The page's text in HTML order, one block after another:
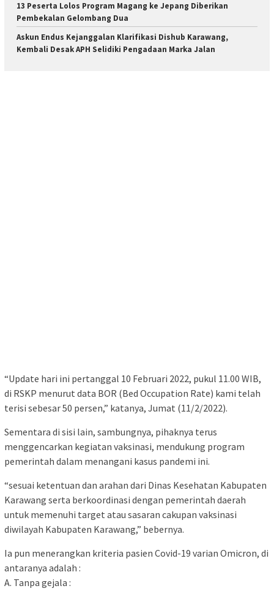
13 Peserta Lolos Program Magang ke Jepang Diberikan
Pembekalan Gelombang Dua
Askun Endus Kejanggalan Klarifikasi Dishub Karawang,
Kembali Desak APH Selidiki Pengadaan Marka Jalan
“Update hari ini pertanggal 10 Februari 2022, pukul 11.00 WIB,
di RSKP menurut data BOR (Bed Occupation Rate) kami telah
terisi sebesar 50 persen,” katanya, Jumat (11/2/2022).
Sementara di sisi lain, sambungnya, pihaknya terus
menggencarkan kegiatan vaksinasi, mendukung program
pemerintah dalam menangani kasus pandemi ini.
“sesuai ketentuan dan arahan dari Dinas Kesehatan Kabupaten
Karawang serta berkoordinasi dengan pemerintah daerah
untuk memenuhi target atau sasaran cakupan vaksinasi
diwilayah Kabupaten Karawang,” bebernya.
Ia pun menerangkan kriteria pasien Covid-19 varian Omicron, di
antaranya adalah :
A. Tanpa gejala :